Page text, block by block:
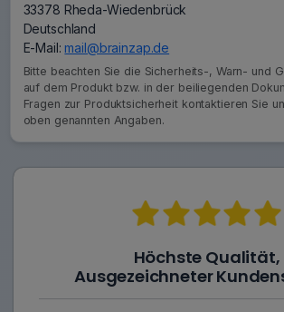
33378 Rheda-Wiedenbrück
Deutschland
E-Mail:mail@brainzap.de
Bitte beachten Sie die Sicherheits-, Warn- und
auf dem Produkt bzw. in der beiliegenden
Fragen zur Produktsicherheit kontaktieren Sie
oben genannten Angaben.
Höchste Qualität,
Ausgezeichneter